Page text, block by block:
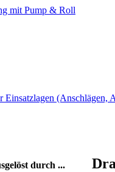
mit Pump & Roll
(Anschlägen,
durch ...